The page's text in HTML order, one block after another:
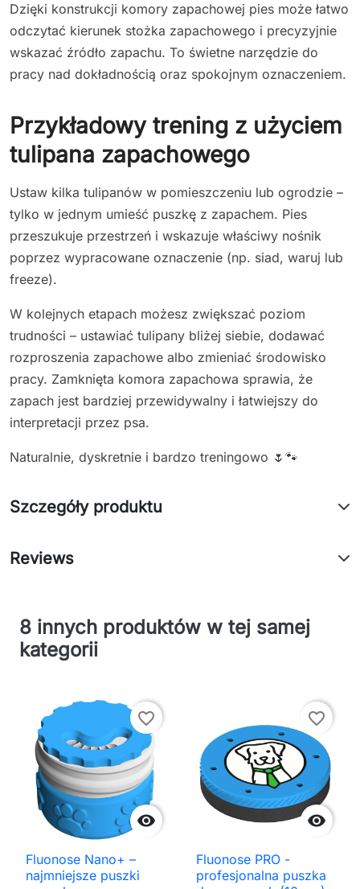
Dzięki konstrukcji komory zapachowej pies może łatwo
odczytać kierunek stożka zapachowego i precyzyjnie
wskazać źródło zapachu. To świetne narzędzie do
pracy nad dokładnością oraz spokojnym oznaczeniem.
Przykładowy trening z użyciem
tulipana zapachowego
Ustaw kilka tulipanów w pomieszczeniu lub ogrodzie –
tylko w jednym umieść puszkę z zapachem. Pies
przeszukuje przestrzeń i wskazuje właściwy nośnik
poprzez wypracowane oznaczenie (np. siad, waruj lub
freeze).
W kolejnych etapach możesz zwiększać poziom
trudności – ustawiać tulipany bliżej siebie, dodawać
rozproszenia zapachowe albo zmieniać środowisko
pracy. Zamknięta komora zapachowa sprawia, że
zapach jest bardziej przewidywalny i łatwiejszy do
interpretacji przez psa.
Naturalnie, dyskretnie i bardzo treningowo 🌷🐾
Szczegóły produktu
Reviews
8 innych produktów w tej samej
kategorii

favorite_border
Fluonose Nano+ –
najmniejsze puszki

favorite_border
Fluonose PRO -
profesjonalna puszka